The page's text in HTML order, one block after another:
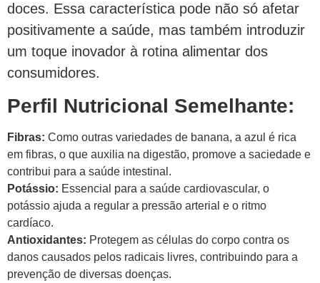
doces. Essa característica pode não só afetar
positivamente a saúde, mas também introduzir
um toque inovador à rotina alimentar dos
consumidores.
Perfil Nutricional Semelhante:
Fibras: Como outras variedades de banana, a azul é rica
em fibras, o que auxilia na digestão, promove a saciedade e
contribui para a saúde intestinal.
Potássio: Essencial para a saúde cardiovascular, o
potássio ajuda a regular a pressão arterial e o ritmo
cardíaco.
Antioxidantes: Protegem as células do corpo contra os
danos causados pelos radicais livres, contribuindo para a
prevenção de diversas doenças.